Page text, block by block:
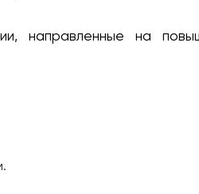
направленные на